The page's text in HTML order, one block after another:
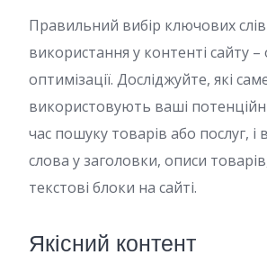
Правильний вибір ключових слів
використання у контенті сайту –
оптимізації. Досліджуйте, які
використовують ваші
час пошуку товарів або послуг, і
слова у заголовки, описи
текстові блоки на сайті.
Якісний контент